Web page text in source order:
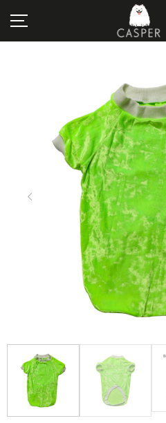
MARKALAR